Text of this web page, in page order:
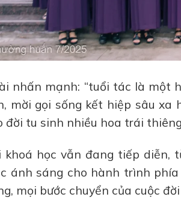
nhấn mạnh: “tuổi tác là một
mời gọi sống kết hiệp sâu xa
đời tu sinh nhiều hoa trái
khoá học vẫn đang tiếp diễn,
ánh sáng cho hành trình
mọi bước chuyển của cuộc